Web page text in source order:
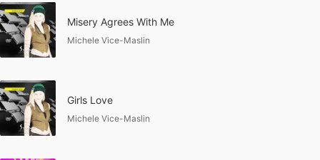
Misery Agrees With Me
Michele Vice-Maslin
Girls Love
Michele Vice-Maslin